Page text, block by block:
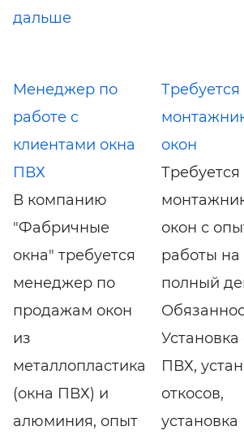
дальше
Менеджер по
работе с
клиентами окна
ПВХ
В компанию
"Фабричные
окна" требуется
менеджер по
продажам окон
из
металлопластика
(окна ПВХ) и
алюминия, опыт
Требуется
окон
Требуется
окон с
работы на
полный
Установка
ПВХ,
откосов,